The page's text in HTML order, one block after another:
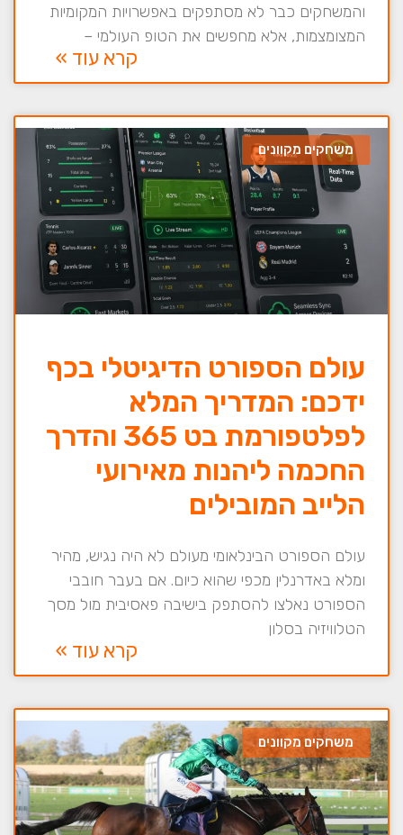
והמשחקים כבר לא מסתפקים באפשרויות המקומיות
המצומצמות, אלא מחפשים את הטופ העולמי –
קרא עוד »
משחקים מקוונים
עולם הספורט הדיגיטלי בכף
ידכם: המדריך המלא
לפלטפורמת בט 365 והדרך
החכמה ליהנות מאירועי
הלייב המובילים
עולם הספורט הבינלאומי מעולם לא היה נגיש, מהיר
ומלא באדרנלין מכפי שהוא כיום. אם בעבר חובבי
הספורט נאלצו להסתפק בישיבה פאסיבית מול מסך
הטלוויזיה בסלון
קרא עוד »
משחקים מקוונים